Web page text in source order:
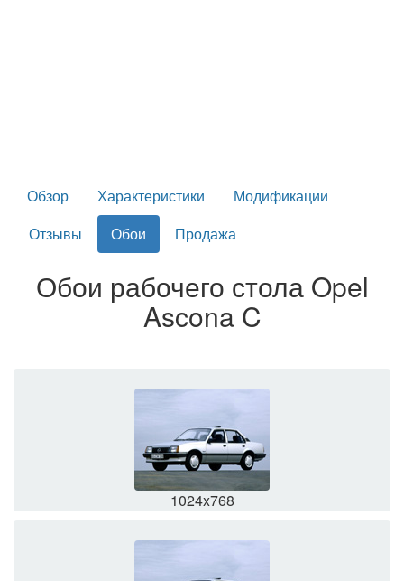
Обзор Характеристики
Модификации
Отзывы
Обои Продажа
Обои рабочего стола Opel
Ascona C
1024x768